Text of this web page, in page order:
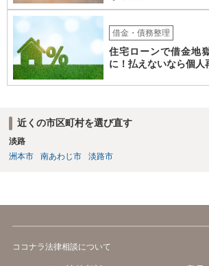
借金・債務整理
住宅ローンで借金地
に！払えないなら個人
近くの市区町村を選び直す
淡路
洲本市
南あわじ市 淡路市
ココナラ法律相談について